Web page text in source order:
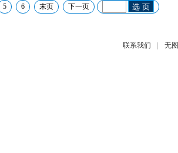
5 6 末页 下一页 选 页
联系我们 | 无